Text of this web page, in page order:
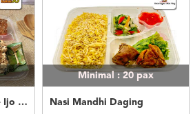
Nasi Bakar Ayam Cabe Ijo + Tahu Tempe
Minimal : 20pax
Nasi Mandhi Daging